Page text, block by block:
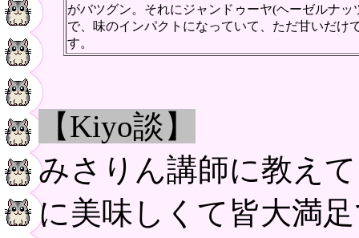
がバツグン。それにジャンドゥーヤ(ヘーゼルナ
で、味のインパクトになっていて、ただ甘いだけ
す。
【Kiyo談】
みさりん講師に教え
に美味しくて皆大満